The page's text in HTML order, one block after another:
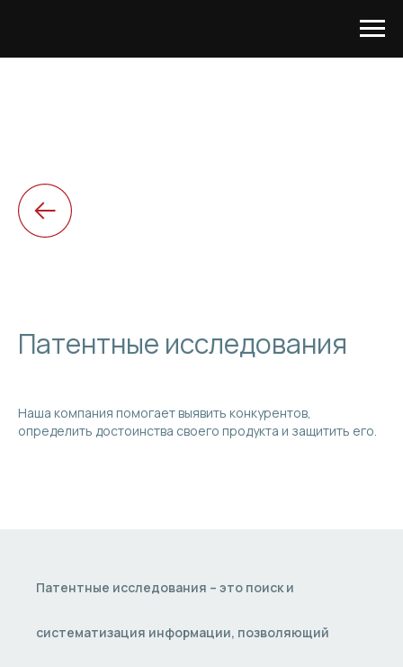
Патентные исследования
Наша компания помогает выявить конкурентов,
определить достоинства своего продукта и защитить его.
Патентные исследования – это поиск и
систематизация информации, позволяющий